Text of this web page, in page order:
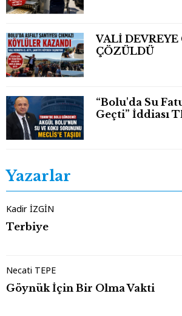
VALİ
ÇÖZÜLDÜ
“Bolu'da Su
Geçti” İddiası
Yazarlar
Kadir İZGİN
Terbiye
Necati TEPE
Göynük İçin Bir Olma Vakti